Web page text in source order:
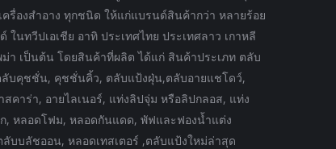
รื่องสำอาง ทุกชนิด ให้แก่แบรนด์สินค้ากว่า หลายร้อย
ในทวีปเอเชีย อาทิ ประเทศไทย ประเทศลาว เกาหลี
า เป็นต้น โดยสินค้าที่ผลิต ได้แก่ สินค้าประเภท ตลับ
ลับคุชชั่น, คุชชั่นคิ้ว, ตลับแป้งฝุ่น,ตลับอายแชโดว์,
สคาร่า, อายไลเนอร์, แท่งลิปจุ่ม หรือลิปกลอส, แท่ง
, หลอดโฟม, หลอดกันแดด, พัฟและฟองน้ำแต่ง
บบลัชออน, หลอดเทสเตอร์ ,ตลับแป้งใหม่ล่าสุด